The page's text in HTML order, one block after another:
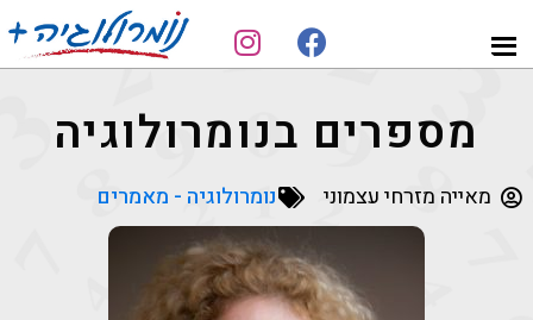
to
content
to
מאייה
נומרולוגיה
פורצת
דרך
מספרים בנומרולוגיה
מאייה מזרחי עצמוני נומרולוגיה - מאמרים